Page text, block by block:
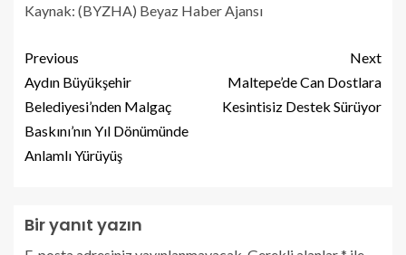
Kaynak: (BYZHA) Beyaz Haber Ajansı
Previous
Aydın Büyükşehir
Belediyesi’nden Malgaç
Baskını’nın Yıl Dönümünde
Anlamlı Yürüyüş
Next
Maltepe’de Can Dostlara
Kesintisiz Destek Sürüyor
Bir yanıt yazın